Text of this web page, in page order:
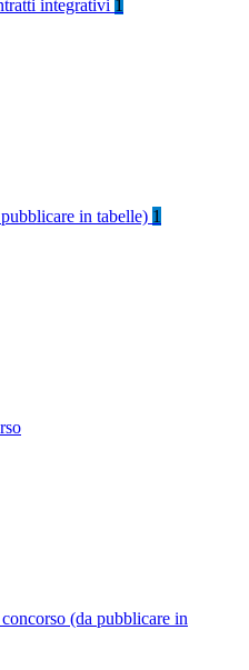
integrativi 1
in tabelle) 1
(da pubblicare in